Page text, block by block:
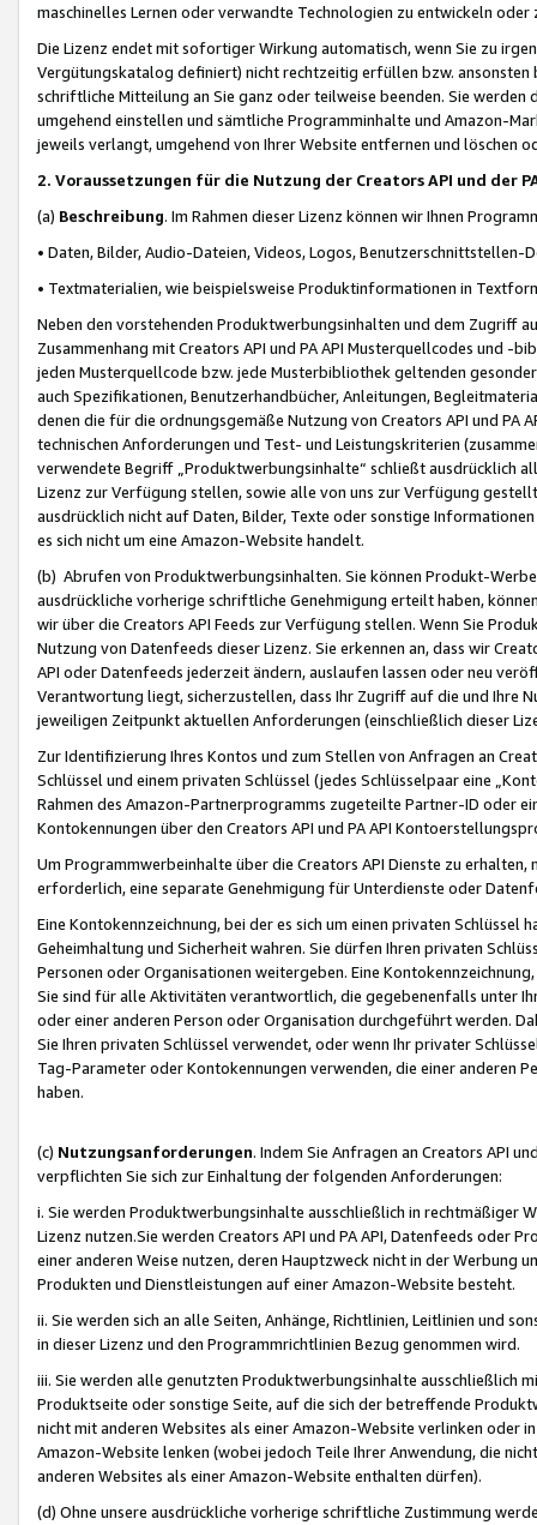
maschinelles Lernen oder verwandte Technologien zu entwickeln
Die Lizenz endet mit sofortiger Wirkung automatisch, wenn Sie zu
Vergütungskatalog definiert) nicht rechtzeitig erfüllen bzw. ansonsten
schriftliche Mitteilung an Sie ganz oder teilweise beenden. Sie werden
umgehend einstellen und sämtliche Programminhalte und Amazon-
jeweils verlangt, umgehend von Ihrer Website entfernen und löschen
2. Voraussetzungen für die Nutzung der Creators API und der
(a) Beschreibung. Im Rahmen dieser Lizenz können wir Ihnen
• Daten, Bilder, Audio-Dateien, Videos, Logos, Benutzerschnittstellen-
• Textmaterialien, wie beispielsweise Produktinformationen in
Neben den vorstehenden Produktwerbungsinhalten und dem Zugriff
Zusammenhang mit Creators API und PA API Musterquellcodes und
jeden Musterquellcode bzw. jede Musterbibliothek geltenden
auch Spezifikationen, Benutzerhandbücher, Anleitungen,
denen die für die ordnungsgemäße Nutzung von Creators API und PA
technischen Anforderungen und Test- und Leistungskriterien
verwendete Begriff „Produktwerbungsinhalte“ schließt ausdrücklich
Lizenz zur Verfügung stellen, sowie alle von uns zur Verfügung
ausdrücklich nicht auf Daten, Bilder, Texte oder sonstige
es sich nicht um eine Amazon-Website handelt.
(b) Abrufen von Produktwerbungsinhalten. Sie können Produkt-
ausdrückliche vorherige schriftliche Genehmigung erteilt haben,
wir über die Creators API Feeds zur Verfügung stellen. Wenn Sie
Nutzung von Datenfeeds dieser Lizenz. Sie erkennen an, dass wir
API oder Datenfeeds jederzeit ändern, auslaufen lassen oder neu
Verantwortung liegt, sicherzustellen, dass Ihr Zugriff auf die und Ihre
jeweiligen Zeitpunkt aktuellen Anforderungen (einschließlich dieser
Zur Identifizierung Ihres Kontos und zum Stellen von Anfragen an
Schlüssel und einem privaten Schlüssel (jedes Schlüsselpaar eine
Rahmen des Amazon-Partnerprogramms zugeteilte Partner-ID oder
Kontokennungen über den Creators API und PA API
Um Programmwerbeinhalte über die Creators API Dienste zu
erforderlich, eine separate Genehmigung für Unterdienste oder
Eine Kontokennzeichnung, bei der es sich um einen privaten
Geheimhaltung und Sicherheit wahren. Sie dürfen Ihren privaten
Personen oder Organisationen weitergeben. Eine
Sie sind für alle Aktivitäten verantwortlich, die gegebenenfalls unter
oder einer anderen Person oder Organisation durchgeführt werden.
Sie Ihren privaten Schlüssel verwendet, oder wenn Ihr privater
Tag-Parameter oder Kontokennungen verwenden, die einer anderen
haben.
(c) Nutzungsanforderungen. Indem Sie Anfragen an Creators API
verpflichten Sie sich zur Einhaltung der folgenden Anforderungen:
i. Sie werden Produktwerbungsinhalte ausschließlich in rechtmäßiger
Lizenz nutzen.Sie werden Creators API und PA API, Datenfeeds oder
einer anderen Weise nutzen, deren Hauptzweck nicht in der Werbung
Produkten und Dienstleistungen auf einer Amazon-Website besteht.
ii. Sie werden sich an alle Seiten, Anhänge, Richtlinien, Leitlinien und
in dieser Lizenz und den Programmrichtlinien Bezug genommen wird.
iii. Sie werden alle genutzten Produktwerbungsinhalte ausschließlich
Produktseite oder sonstige Seite, auf die sich der betreffende
nicht mit anderen Websites als einer Amazon-Website verlinken oder
Amazon-Website lenken (wobei jedoch Teile Ihrer Anwendung, die
anderen Websites als einer Amazon-Website enthalten dürfen).
(d) Ohne unsere ausdrückliche vorherige schriftliche Zustimmung